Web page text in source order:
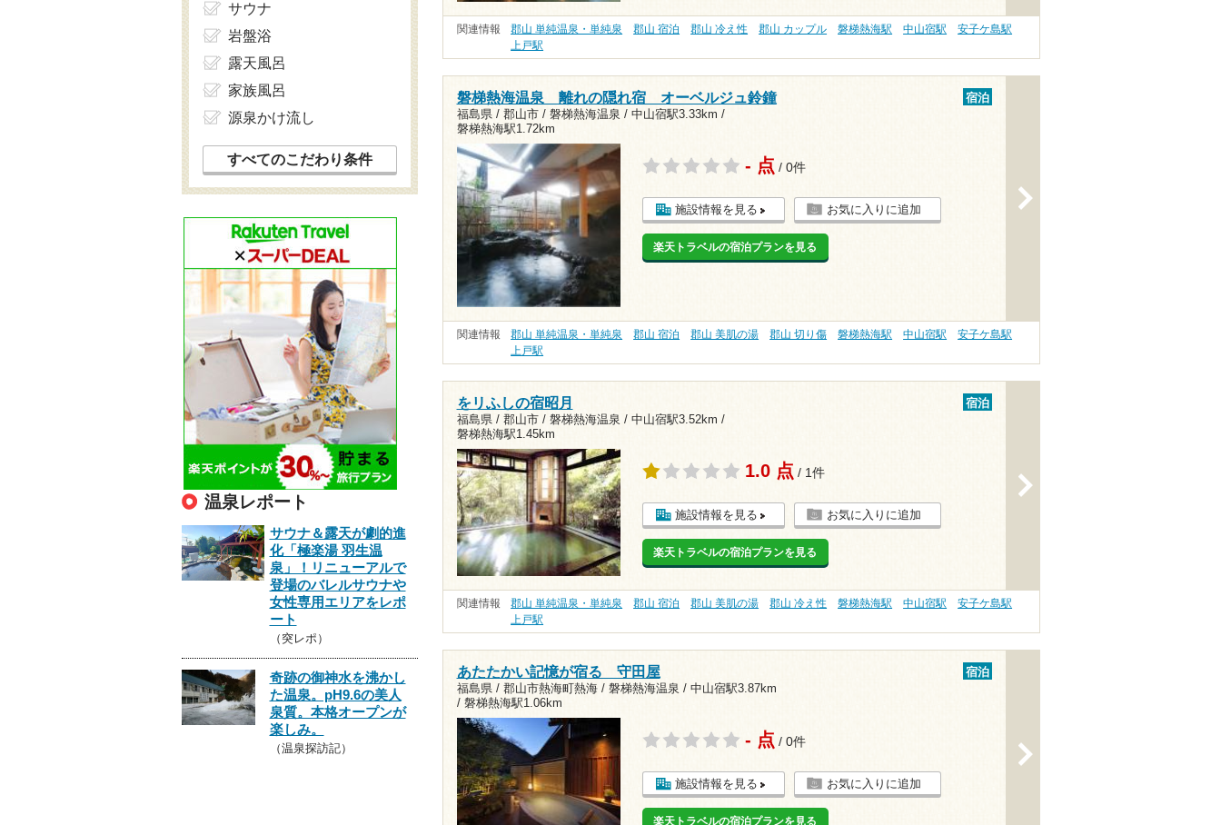
関連情報 郡山 単純温泉・単純泉 郡山 宿泊 郡山 冷え性 郡山 カップル 磐梯熱海駅 中山宿駅
安子ケ島駅
上戸駅
磐梯熱海温泉 離れの隠れ宿 オーベルジュ鈴鐘
福島県 / 郡山市 / 磐梯熱海温泉 / 中山宿駅3.33km /
磐梯熱海駅1.72km
宿泊
- 点 / 0件
施設情報を見る お気に入りに追加
楽天トラベルの宿泊プランを見る
関連情報 郡山 単純温泉・単純泉 郡山 宿泊 郡山 美肌の湯 郡山 切り傷 磐梯熱海駅 中山宿駅
安子ケ島駅
上戸駅
をリふしの宿昭月
福島県 / 郡山市 / 磐梯熱海温泉 / 中山宿駅3.52km /
磐梯熱海駅1.45km
宿泊
1.0 点 / 1件
施設情報を見る お気に入りに追加
楽天トラベルの宿泊プランを見る
関連情報 郡山 単純温泉・単純泉 郡山 宿泊 郡山 美肌の湯 郡山 冷え性 磐梯熱海駅 中山宿駅
安子ケ島駅
上戸駅
あたたかい記憶が宿る 守田屋
福島県 / 郡山市熱海町熱海 / 磐梯熱海温泉 / 中山宿駅3.87km
/ 磐梯熱海駅1.06km
宿泊
- 点 / 0件
施設情報を見る お気に入りに追加
楽天トラベルの宿泊プランを見る
サウナ
岩盤浴
露天風呂
家族風呂
源泉かけ流し
すべてのこだわり条件
温泉レポート
サウナ＆露天が劇的進
化「極楽湯 羽生温
泉」！リニューアルで
登場のバレルサウナや
女性専用エリアをレポ
ート
（突レポ）
奇跡の御神水を沸かし
た温泉。pH9.6の美人
泉質。本格オープンが
楽しみ。
（温泉探訪記）